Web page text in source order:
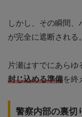
しかし、その瞬間
が完全に遮断される。
片瀬はすでにあらゆ
封じ込める準備を終
警察内部の裏切